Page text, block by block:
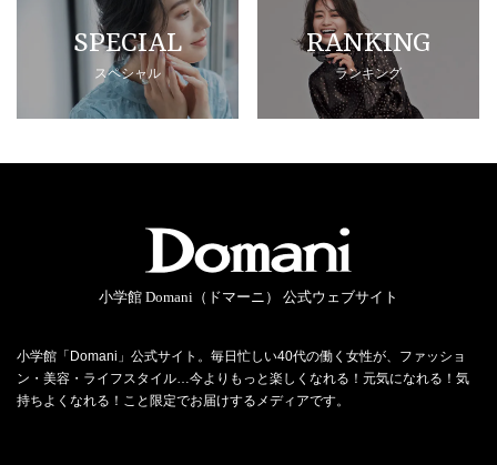
SPECIAL
スペシャル
RANKING
ランキング
小学館 Domani（ドマーニ） 公式ウェブサイト
小学館「Domani」公式サイト。毎日忙しい40代の働く女性が、ファッショ
ン・美容・ライフスタイル…今よりもっと楽しくなれる！元気になれる！気
持ちよくなれる！こと限定でお届けするメディアです。